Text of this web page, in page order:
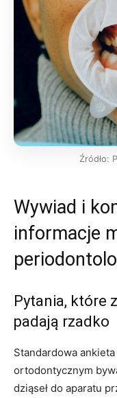
Źródło:
Wywiad i
informacje
Pytania, które
padają rzadko
Standardowa
ortodontycznym
dziąseł do aparatu